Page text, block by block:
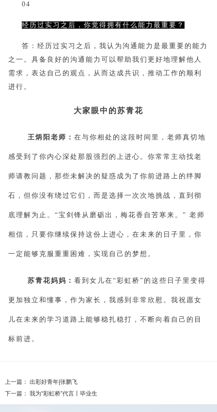
04
经历过实习之后，你觉得拥有什么能力最重要？
答：经历过实习之后，我认为沟通能力是最重要的能力
之一。具备良好的沟通能力可以帮助我们更好地理解他人
需求，表达自己的观点，从而达成共识，推动工作的顺利
进行。
大家眼中的苏青花
王炳阳老师： 在与你相处的这段时间里，老师真切地
感受到了你内心深处那股强烈的上进心。你常常主动找老
师请教问题，那些未解决的疑惑成为了你前进路上的绊脚
石，但你没有绕过它们，而是选择一次次地挑战，直到彻
底理解为止。“宝剑锋从磨砺出，梅花香自苦寒来。” 老师
相信，只要你继续保持这份上进心，在未来的日子里，你
一定能够克服重重困难，实现自己的梦想。
苏青花妈妈： 看到女儿在“彩虹桥”的这些日子里变得
更加独立和懂事，作为家长，我感到非常欣慰。我祝愿女
儿在未来的学习道路上能够稳扎稳打，不断向着自己的目
标前进。
上一篇： 出彩好青年|张鹏飞
下一篇： 我为“彩虹桥”代言丨毕业生